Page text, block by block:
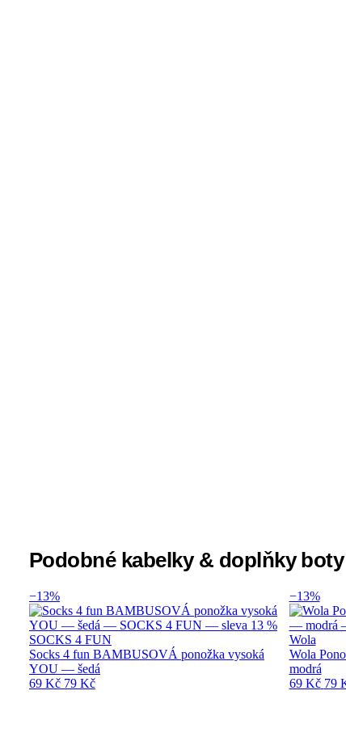
Podobné kabelky & doplňky
−13%
SOCKS 4 FUN
Socks 4 fun BAMBUSOVÁ ponožka vysoká
YOU — šedá
69 Kč 79 Kč
−13%
Wola
Wola
modrá
69 Kč 79